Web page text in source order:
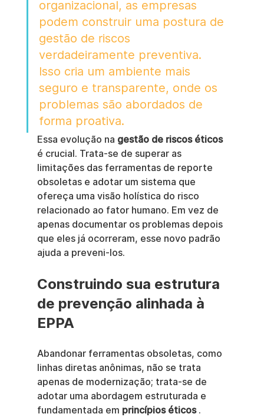
organizacional, as empresas
podem construir uma postura de
gestão de riscos
verdadeiramente preventiva.
Isso cria um ambiente mais
seguro e transparente, onde os
problemas são abordados de
forma proativa.
Essa evolução na gestão de riscos éticos
é crucial. Trata-se de superar as
limitações das ferramentas de reporte
obsoletas e adotar um sistema que
ofereça uma visão holística do risco
relacionado ao fator humano. Em vez de
apenas documentar os problemas depois
que eles já ocorreram, esse novo padrão
ajuda a preveni-los.
Construindo sua estrutura
de prevenção alinhada à
EPPA
Abandonar ferramentas obsoletas, como
linhas diretas anônimas, não se trata
apenas de modernização; trata-se de
adotar uma abordagem estruturada e
fundamentada em princípios éticos .